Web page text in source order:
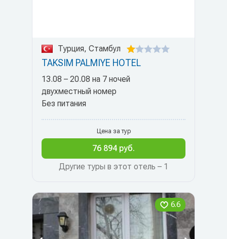
Турция, Стамбул
TAKSIM PALMIYE HOTEL
13.08 – 20.08 на 7 ночей
двухместный номер
Без питания
Другие туры в этот отель – 1
Цена за тур
76 894 руб.
6.6